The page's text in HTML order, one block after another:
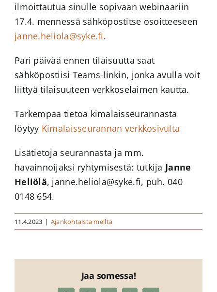
ilmoittautua sinulle sopivaan webinaariin
17.4. mennessä sähköpostitse osoitteeseen
janne.heliola@syke.fi.
Pari päivää ennen tilaisuutta saat
sähköpostiisi Teams-linkin, jonka avulla voit
liittyä tilaisuuteen verkkoselaimen kautta.
Tarkempaa tietoa kimalaisseurannasta
löytyy Kimalaisseurannan verkkosivulta
Lisätietoja seurannasta ja mm.
havainnoijaksi ryhtymisestä: tutkija Janne
Heliölä, janne.heliola@syke.fi, puh. 040
0148 654.
11.4.2023 | Ajankohtaista meiltä
Jaa somessa!